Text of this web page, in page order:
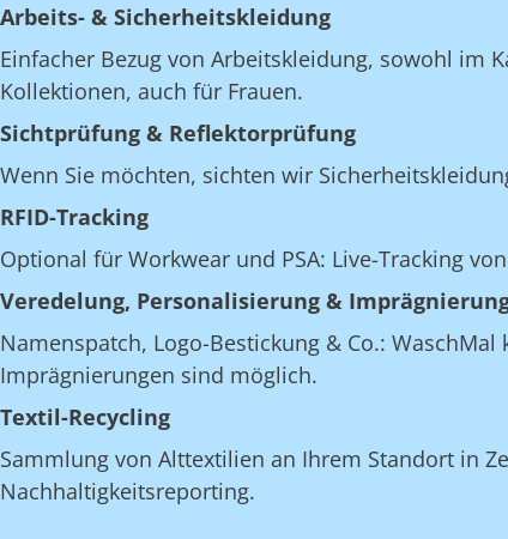
Arbeits- & Sicherheitskleidung
Einfacher Bezug von Arbeitskleidung, sowohl im
Kollektionen, auch für Frauen.
Sichtprüfung & Reflektorprüfung
Wenn Sie möchten, sichten wir
RFID-Tracking
Optional für Workwear und PSA: Live-Tracking
Veredelung, Personalisierung &
Namenspatch, Logo-Bestickung & Co.:
Imprägnierungen sind möglich.
Textil-Recycling
Sammlung von Alttextilien an Ihrem Standort in
Nachhaltigkeitsreporting.